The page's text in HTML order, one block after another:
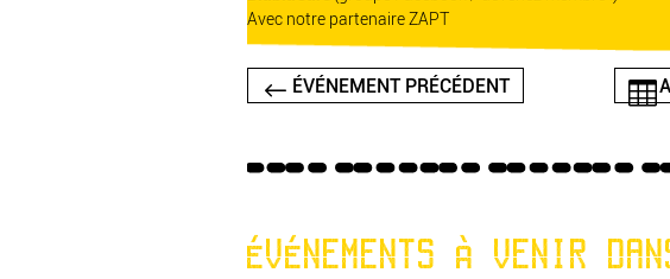
Avec notre partenaireZAPT
ÉVÉNEMENT PRÉCÉDENT
ÉVÉNEMENTS À VENIR